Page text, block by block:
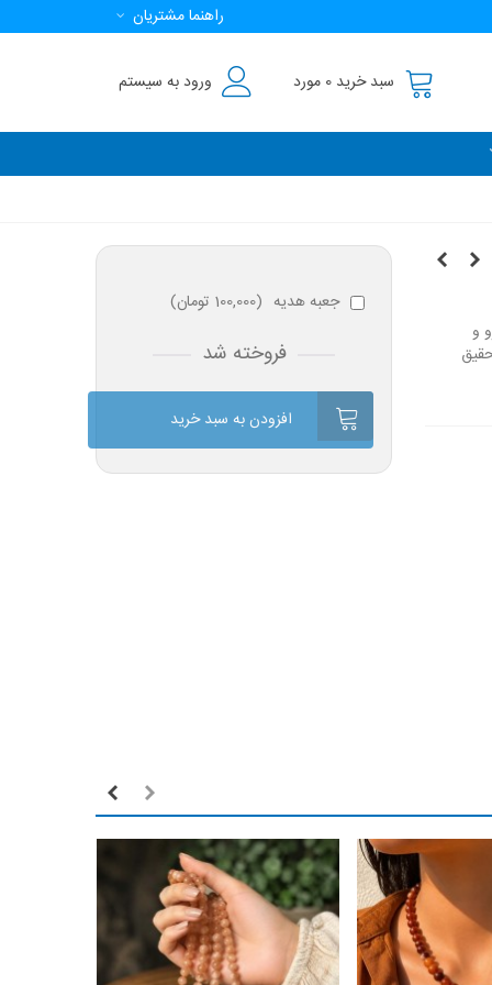
راهنما مشتریان
سبد خرید 0 مورد ورود به سیستم
و
جعبه هدیه (100,000 تومان )
فروخته شد
افزودن به سبد خرید